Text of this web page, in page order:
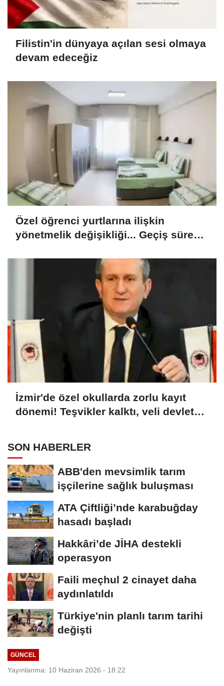
Filistin'in dünyaya açılan sesi olmaya
devam edeceğiz
Özel öğrenci yurtlarına ilişkin
yönetmelik değişikliği... Geçiş süresi
İzmir'de özel okullarda zorlu kayıt
dönemi! Teşvikler kalktı, veli devlet
SON HABERLER
ABB'den mevsimlik tarım
işçilerine sağlık buluşması
ATA Çiftliği’nde karabuğday
hasadı başladı
Hakkâri’de JİHA destekli
operasyon
Faili meçhul 2 cinayet daha
aydınlatıldı
Türkiye'nin planlı tarım tarihi
değişti
GÜNCEL
Yayınlanma: 10 Haziran 2026 - 18:22